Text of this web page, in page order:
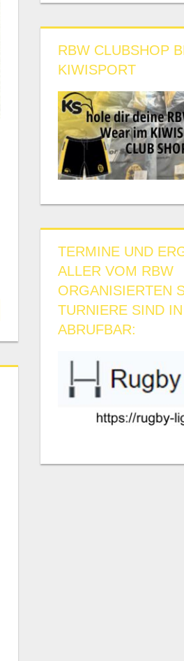
RBW CLUBSHOP
KIWISPORT
TERMINE UND
ALLER VOM RBW
ORGANISIERTEN
TURNIERE SIND
ABRUFBAR: